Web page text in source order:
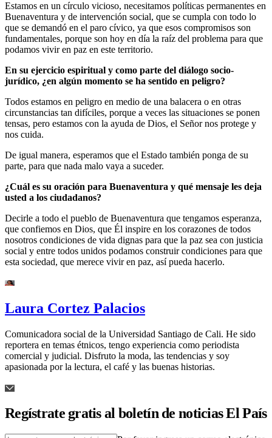
Estamos en un círculo vicioso, necesitamos políticas permanentes en
Buenaventura y de intervención social, que se cumpla con todo lo
que se demandó en el paro cívico, ya que esos compromisos son
fundamentales, porque son hoy en día la raíz del problema para que
podamos vivir en paz en este territorio.
En su ejercicio espiritual y como parte del diálogo socio-
jurídico, ¿en algún momento se ha sentido en peligro?
Todos estamos en peligro en medio de una balacera o en otras
circunstancias tan difíciles, porque a veces las situaciones se ponen
tensas, pero estamos con la ayuda de Dios, el Señor nos protege y
nos cuida.
De igual manera, esperamos que el Estado también ponga de su
parte, para que nada malo vaya a suceder.
¿Cuál es su oración para Buenaventura y qué mensaje les deja
usted a los ciudadanos?
Decirle a todo el pueblo de Buenaventura que tengamos esperanza,
que confiemos en Dios, que Él inspire en los corazones de todos
nosotros condiciones de vida dignas para que la paz sea con justicia
social y entre todos unidos podamos construir condiciones para que
esta sociedad, que merece vivir en paz, así pueda hacerlo.
Laura Cortez Palacios
Comunicadora social de la Universidad Santiago de Cali. He sido
reportera en temas étnicos, tengo experiencia como periodista
comercial y judicial. Disfruto la moda, las tendencias y soy
apasionada por la lectura, el café y las buenas historias.
Regístrate gratis al boletín de noticias El País